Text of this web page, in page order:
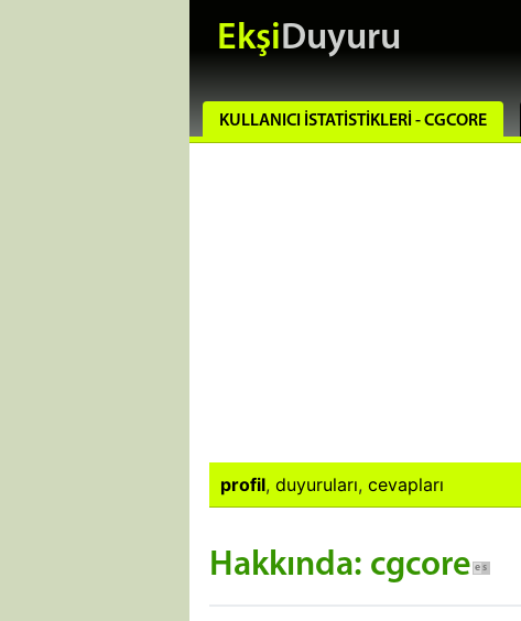
EkşiDuyuru
KULLANICI İSTATISTIKLERI - CGCORE
profil, duyuruları, cevapları
Hakkında: cgcore